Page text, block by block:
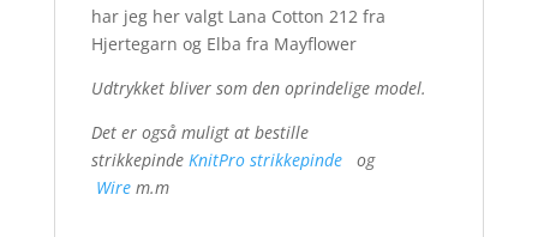
har jeg her valgt Lana Cotton 212 fra
Hjertegarn og Elba fra Mayflower
Udtrykket bliver som den oprindelige model.
Det er også muligt at bestille
strikkepinde KnitPro strikkepindeog
Wire m.m